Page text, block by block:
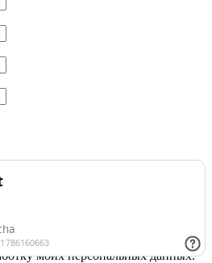
конфиденциальности
моих персональных данных.